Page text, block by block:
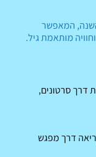
המאפשר
וחוויה מותאמתגיל.
דרך סרטונים,
דרך מפגש